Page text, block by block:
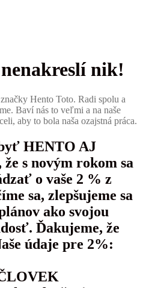
nik!
Hento Toto. Radi spolu a
Baví nás to veľmi a na naše
aby to bola naša ozajstná práca.
HENTO AJ
s novým rokom sa
o vaše 2 % z
sa, zlepšujeme sa
ako svojou
Ďakujeme, že
údaje pre 2%: